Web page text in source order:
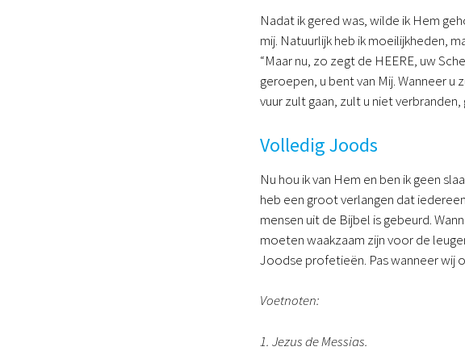
Nadat ik gered was, wilde ik Hem
mij. Natuurlijk heb ik moeilijkheden,
“Maar nu, zo zegt de HEERE, uw
geroepen, u bent van Mij. Wanneer
vuur zult gaan, zult u niet
Volledig Joods
Nu hou ik van Hem en ben ik geen
heb een groot verlangen dat
mensen uit de Bijbel is gebeurd.
moeten waakzaam zijn voor de
Joodse profetieën. Pas wanneer wij
Voetnoten:
1. Jezus de Messias.